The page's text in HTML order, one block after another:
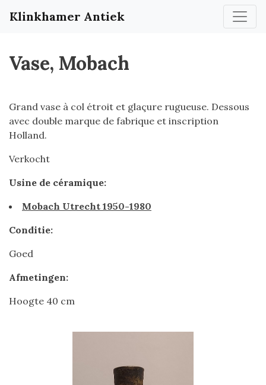
Klinkhamer Antiek
Vase, Mobach
Grand vase à col étroit et glaçure rugueuse. Dessous
avec double marque de fabrique et inscription
Holland.
Verkocht
Usine de céramique:
Mobach Utrecht 1950-1980
Conditie:
Goed
Afmetingen:
Hoogte 40 cm